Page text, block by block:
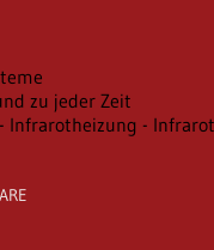
zu jeder Zeit
-